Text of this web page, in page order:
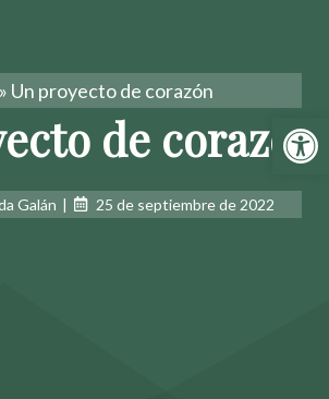
Abrir
» Un proyecto de corazón
de corazón
Galán | 25 de septiembre de 2022